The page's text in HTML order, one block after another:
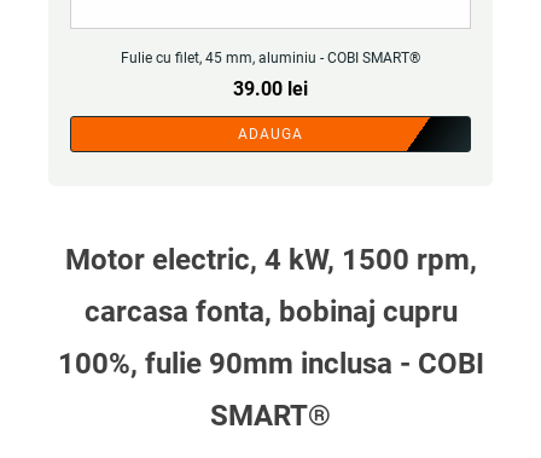
Fulie cu filet, 45 mm, aluminiu - COBI SMART®
39.00 lei
ADAUGA
Motor electric, 4 kW, 1500 rpm,
carcasa fonta, bobinaj cupru
100%, fulie 90mm inclusa - COBI
SMART®